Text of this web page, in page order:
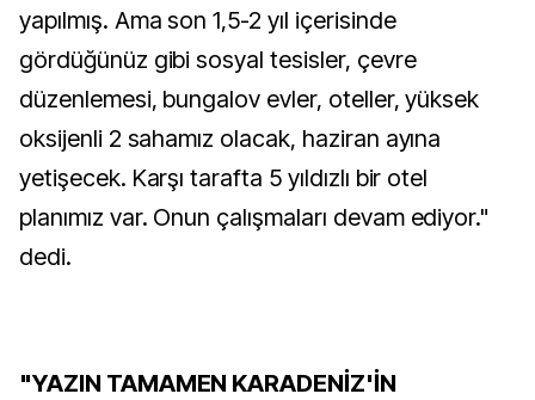
yapılmış. Ama son 1,5-2 yıl içerisinde
gördüğünüz gibi sosyal tesisler, çevre
düzenlemesi, bungalov evler, oteller, yüksek
oksijenli 2 sahamız olacak, haziran ayına
yetişecek. Karşı tarafta 5 yıldızlı bir otel
planımız var. Onun çalışmaları devam ediyor."
dedi.
"YAZIN TAMAMEN KARADENİZ'İN